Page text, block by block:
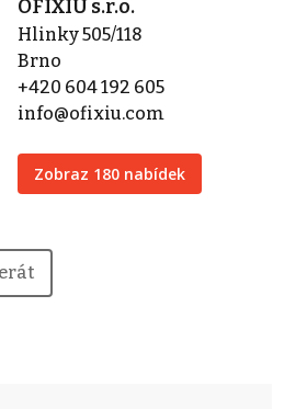
OFIXIU s.r.o.
Hlinky 505/118
Brno
+420 604 192 605
info@ofixiu.com
Zobraz 180 nabídek